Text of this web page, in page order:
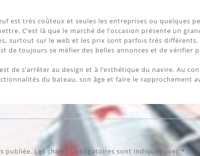
est très coûteux et seules les entreprises ou quelques
C’est là que le marché de l’occasion présente un
surtout sur le web et les prix sont parfois très
de toujours se méfier des belles annonces et de vérifier
de s’arrêter au design et à l’esthétique du navire. Au
du bateau, son âge et faire le rapprochement
publiée. Les champs obligatoires sont indiqués avec*